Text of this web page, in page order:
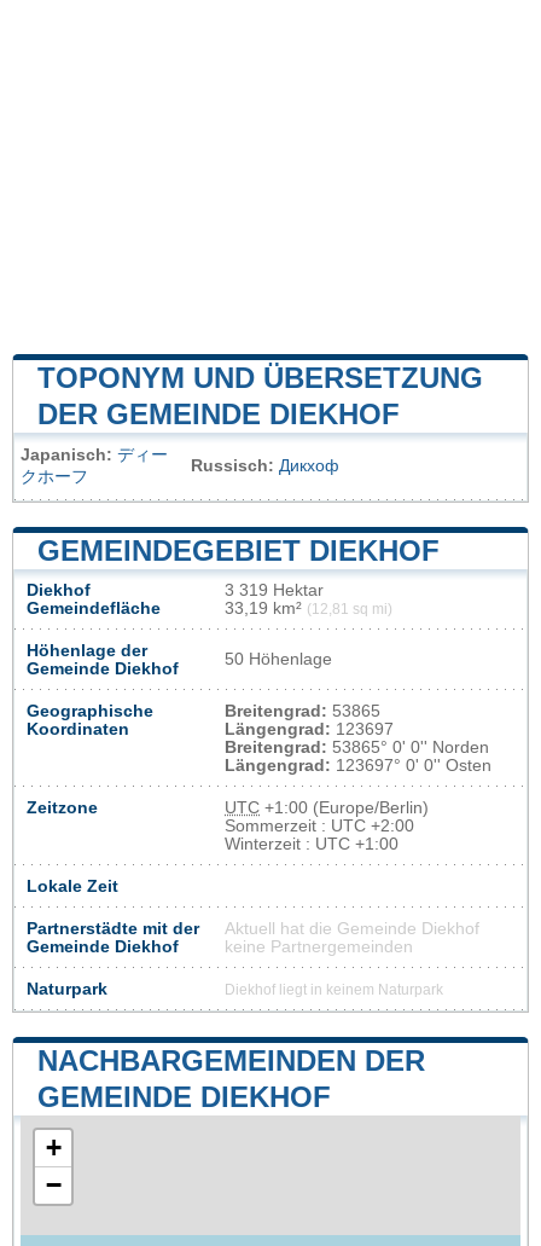
TOPONYM UND ÜBERSETZUNG
DER GEMEINDE DIEKHOF
Japanisch: ディー
クホーフ
Russisch: Дикхоф
GEMEINDEGEBIET DIEKHOF
Diekhof
Gemeindefläche
3 319 Hektar
33,19 km² (12,81 sq mi)
Höhenlage der
Gemeinde Diekhof
50 Höhenlage
Geographische
Koordinaten
Breitengrad: 53865
Längengrad: 123697
Breitengrad: 53865° 0' 0'' Norden
Längengrad: 123697° 0' 0'' Osten
Zeitzone UTC +1:00 (Europe/Berlin)
Sommerzeit : UTC +2:00
Winterzeit : UTC +1:00
Lokale Zeit
Partnerstädte mit der
Gemeinde Diekhof
Aktuell hat die Gemeinde Diekhof
keine Partnergemeinden
Naturpark Diekhof liegt in keinem Naturpark
NACHBARGEMEINDEN DER
GEMEINDE DIEKHOF
+
−